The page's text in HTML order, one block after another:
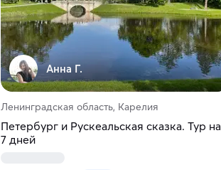
Анна Г.
Ленинградская область, Карелия
Петербург и Рускеальская сказка. Тур на
7 дней